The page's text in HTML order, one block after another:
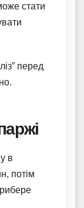
стати
перед
в
потім